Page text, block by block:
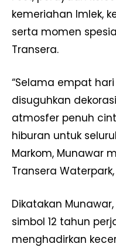
kemeriahan Imlek,
serta momen
Transera.
“Selama empat
disuguhkan
atmosfer penuh
hiburan untuk
Markom, Munawar
Transera
Dikatakan
simbol 12 tahun
menghadirkan